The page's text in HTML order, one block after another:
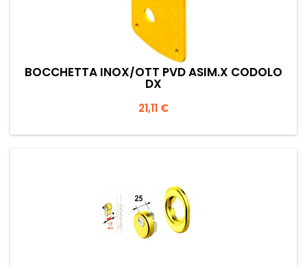
BOCCHETTA INOX/OTT PVD ASIM.X CODOLO
DX
Prezzo
21,11 €